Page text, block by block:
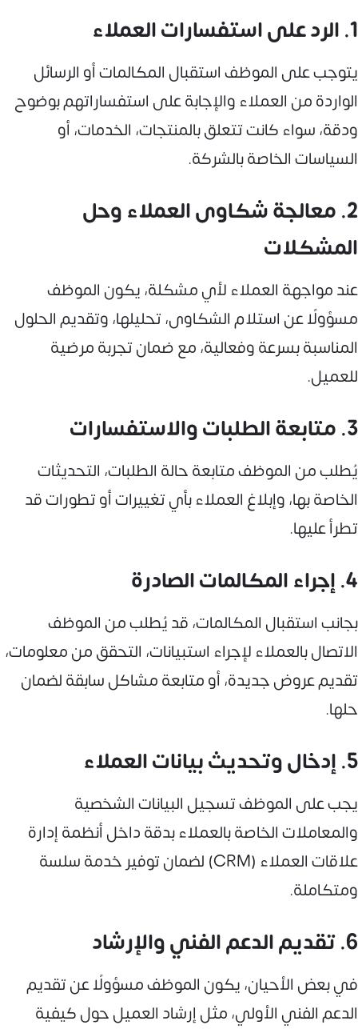
1. الرد على استفسارات العملاء
يتوجب على الموظف استقبال المكالمات أو الرسائل
الواردة من العملاء والإجابة على استفساراتهم بوضوح
ودقة، سواء كانت تتعلق بالمنتجات، الخدمات، أو
السياسات الخاصة بالشركة.
2. معالجة شكاوى العملاء وحل
المشكلات
عند مواجهة العملاء لأي مشكلة، يكون الموظف
مسؤولًا عن استلام الشكاوى، تحليلها، وتقديم الحلول
المناسبة بسرعة وفعالية، مع ضمان تجربة مرضية
للعميل.
3. متابعة الطلبات والاستفسارات
يُطلب من الموظف متابعة حالة الطلبات، التحديثات
الخاصة بها، وإبلاغ العملاء بأي تغييرات أو تطورات قد
تطرأ عليها.
4. إجراء المكالمات الصادرة
بجانب استقبال المكالمات، قد يُطلب من الموظف
الاتصال بالعملاء لإجراء استبيانات، التحقق من معلومات،
تقديم عروض جديدة، أو متابعة مشاكل سابقة لضمان
حلها.
5. إدخال وتحديث بيانات العملاء
يجب على الموظف تسجيل البيانات الشخصية
والمعاملات الخاصة بالعملاء بدقة داخل أنظمة إدارة
علاقات العملاء (CRM) لضمان توفير خدمة سلسة
ومتكاملة.
6. تقديم الدعم الفني والإرشاد
في بعض الأحيان، يكون الموظف مسؤولًا عن تقديم
الدعم الفني الأولي، مثل إرشاد العميل حول كيفية